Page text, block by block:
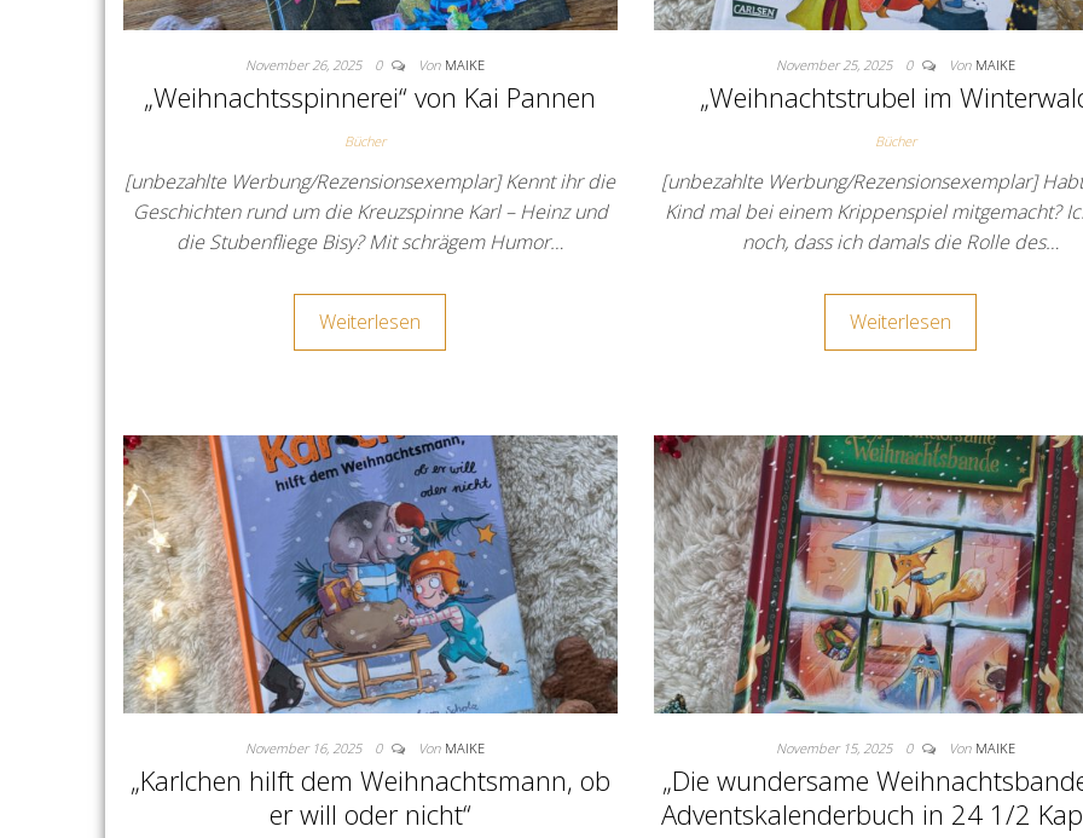
November 26, 2025 0 Von MAIKE
„Weihnachtsspinnerei“ von Kai Pannen
Bücher
[unbezahlte Werbung/Rezensionsexemplar] Kennt ihr die
Geschichten rund um die Kreuzspinne Karl – Heinz und
die Stubenfliege Bisy? Mit schrägem Humor…
Weiterlesen
November 25, 2025 0 Von MAIKE
„Weihnachtstrubel im
Bücher
[unbezahlte Werbung/Rezensionsexemplar]
Kind mal bei einem Krippenspiel mitgemacht?
noch, dass ich damals die Rolle des…
Weiterlesen
November 16, 2025 0 Von MAIKE
„Karlchen hilft dem Weihnachtsmann, ob
er will oder nicht“
November 15, 2025 0 Von MAIKE
„Die wundersame
Adventskalenderbuch in 24 1/2